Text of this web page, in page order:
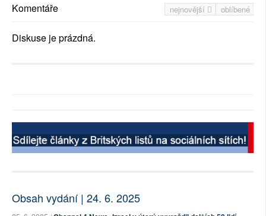
nejnovější oblíbené
Komentáře
Diskuse je prázdná.
Obsah vydání | 24. 6. 2025